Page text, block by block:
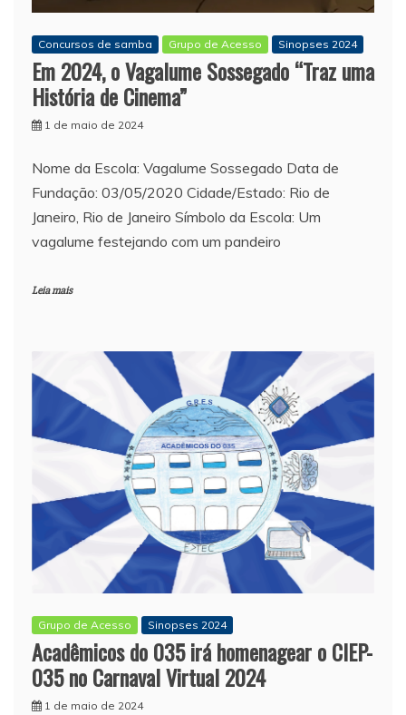
Concursos de samba Grupo de Acesso Sinopses 2024
Em 2024, o Vagalume Sossegado “Traz uma
História de Cinema”
1 de maio de 2024
Nome da Escola: Vagalume Sossegado Data de
Fundação: 03/05/2020 Cidade/Estado: Rio de
Janeiro, Rio de Janeiro Símbolo da Escola: Um
vagalume festejando com um pandeiro
Leia mais
Grupo de Acesso Sinopses 2024
Acadêmicos do 035 irá homenagear o CIEP-
035 no Carnaval Virtual 2024
1 de maio de 2024